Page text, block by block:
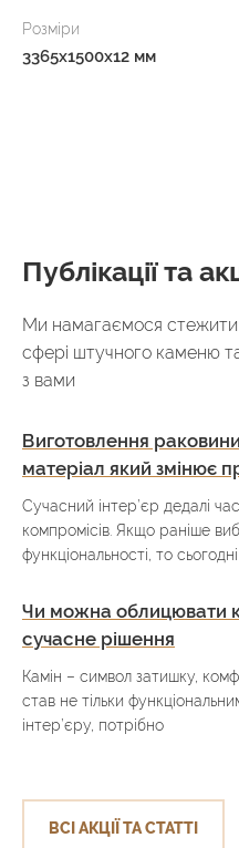
Розміри
3365x1500x12 мм
Публікації та
Ми намагаємося
сфері штучного каменю
з вами
Виготовлення
матеріал який змінює
Сучасний інтер’єр дедалі
компромісів. Якщо раніше
функціональності, то
Чи можна облицювати
сучасне рішення
Камін – символ затишку,
став не тільки
інтер’єру, потрібно
ВСІ АКЦІЇ ТА СТАТТІ